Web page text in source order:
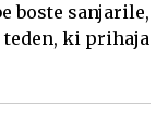
boste sanjarile,
teden, ki prihaja